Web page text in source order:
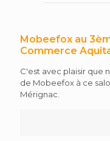
Mobeefox au
Commerce
C'est avec plaisir que
de Mobeefox à ce
Mérignac.